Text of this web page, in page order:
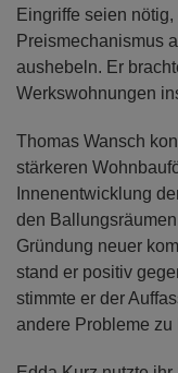
Eingriffe seien
Preismechanismus
aushebeln. Er
Werkswohnungen
Thomas Wansch
stärkeren
Innenentwicklung
den
Gründung neuer
stand er positiv
stimmte er der
andere Probleme zu